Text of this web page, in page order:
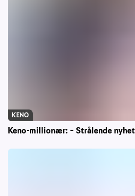
Keno-millionær: – Strålende nyhet
KENO